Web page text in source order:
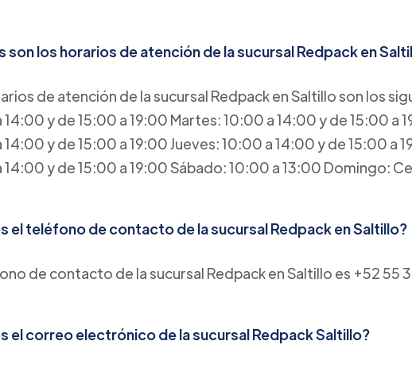
son los horarios de atención de la sucursal Redpack en
de atención de la sucursal Redpack en Saltillo son los
14:00 y de 15:00 a 19:00 Martes: 10:00 a 14:00 y de 15:00 a
y de 15:00 a 19:00 Jueves: 10:00 a 14:00 y de 15:00 a
14:00 y de 15:00 a 19:00 Sábado: 10:00 a 13:00 Domingo:
el teléfono de contacto de la sucursal Redpack en Saltillo?
de contacto de la sucursal Redpack en Saltillo es +52 55
el correo electrónico de la sucursal Redpack Saltillo?